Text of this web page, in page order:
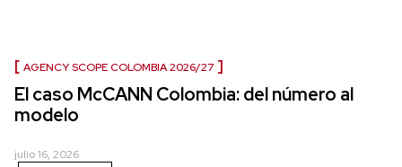
AGENCY SCOPE COLOMBIA 2026/27
El caso McCANN Colombia: del número al
modelo
julio 16, 2026